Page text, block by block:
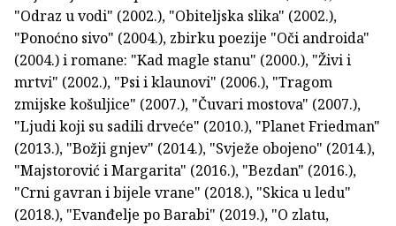
"Odraz u vodi" (2002.), "Obiteljska slika" (2002.),
"Ponoćno sivo" (2004.), zbirku poezije "Oči androida"
(2004.) i romane: "Kad magle stanu" (2000.), "Živi i
mrtvi" (2002.), "Psi i klaunovi" (2006.), "Tragom
zmijske košuljice" (2007.), "Čuvari mostova" (2007.),
"Ljudi koji su sadili drveće" (2010.), "Planet Friedman"
(2013.), "Božji gnjev" (2014.), "Svježe obojeno" (2014.),
"Majstorović i Margarita" (2016.), "Bezdan" (2016.),
"Crni gavran i bijele vrane" (2018.), "Skica u ledu"
(2018.), "Evanđelje po Barabi" (2019.), "O zlatu,